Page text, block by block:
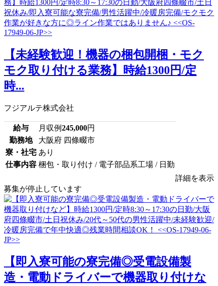
【未経験歓迎！機器の梱包開梱・モク
モク取り付ける業務】時給1300円/定
時...
フジアルテ株式会社
給与 月収例245,000円
勤務地
大阪府 四條畷市
寮・社宅 あり
仕事内容 梱包・取り付け / 電子部品系工場 / 日勤
詳細を表示
募集が停止しています
【即入寮可能の寮完備◎受電設備製
造・電動ドライバーで機器取り付けな